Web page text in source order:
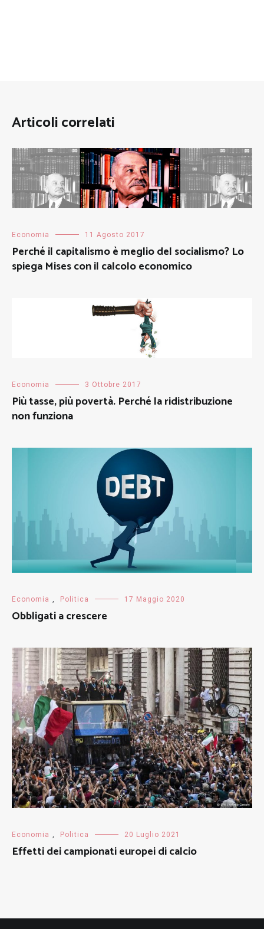
Articoli correlati
Economia 11 Agosto 2017
Perché il capitalismo è meglio del socialismo? Lo
spiega Mises con il calcolo economico
Economia 3 Ottobre 2017
Più tasse, più povertà. Perché la ridistribuzione
non funziona
Economia , Politica 17 Maggio 2020
Obbligati a crescere
Economia , Politica 20 Luglio 2021
Effetti dei campionati europei di calcio